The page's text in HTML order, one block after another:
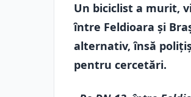
Un biciclist a murit,
între Feldioara și
alternativ, însă
pentru cercetări.